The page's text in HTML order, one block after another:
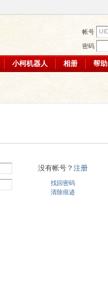
帐号
密码
小柯机器人 相册 帮助
没有帐号？注册
找回密码
清除痕迹